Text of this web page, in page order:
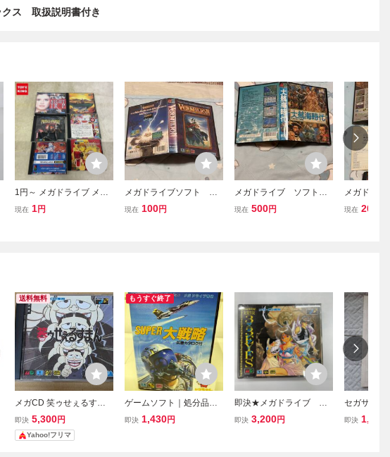
ス 取扱説明書付き
1円～ メガドライブ メ
ガ・CD プリンス・オ
現在 1円
メガドライブソフト ヴ
ァーミリオン ケース
現在 100円
メガドライブ ソフト
大航海時代 ケース 説
現在 500円
メガドラ
マスターオ
現在 200
送料無料
メガCD 笑ゥせぇるすま
ん メガドライブ セガ
即決 5,300円
Yahoo!フリマ
もうすぐ終了
ゲームソフト｜処分品｜S
UPER大戦略｜メガドラ
即決 1,430円
即決★メガドライブ CD
ソフト★メガCD★聖魔伝
即決 3,200円
セガサタ
扱説明書
即決 1,500